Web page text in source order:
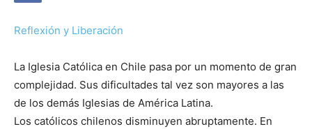
Reflexión y Liberación
La Iglesia Católica en Chile pasa por un momento de gran
complejidad. Sus dificultades tal vez son mayores a las
de los demás Iglesias de América Latina.
Los católicos chilenos disminuyen abruptamente. En